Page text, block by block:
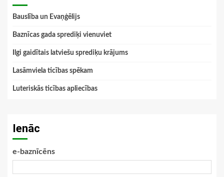
Bauslība un Evaņģēlijs
Baznīcas gada sprediķi vienuviet
Ilgi gaidītais latviešu sprediķu krājums
Lasāmviela ticības spēkam
Luteriskās ticības apliecības
Ienāc
e-baznīcēns